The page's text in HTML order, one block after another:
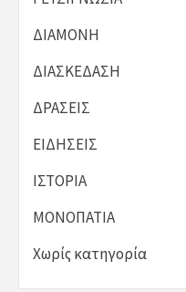
ΔΙΑΜΟΝΗ
ΔΙΑΣΚΕΔΑΣΗ
ΔΡΑΣΕΙΣ
ΕΙΔΗΣΕΙΣ
ΙΣΤΟΡΙΑ
ΜΟΝΟΠΑΤΙΑ
Χωρίς κατηγορία